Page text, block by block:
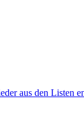
aus den Listen